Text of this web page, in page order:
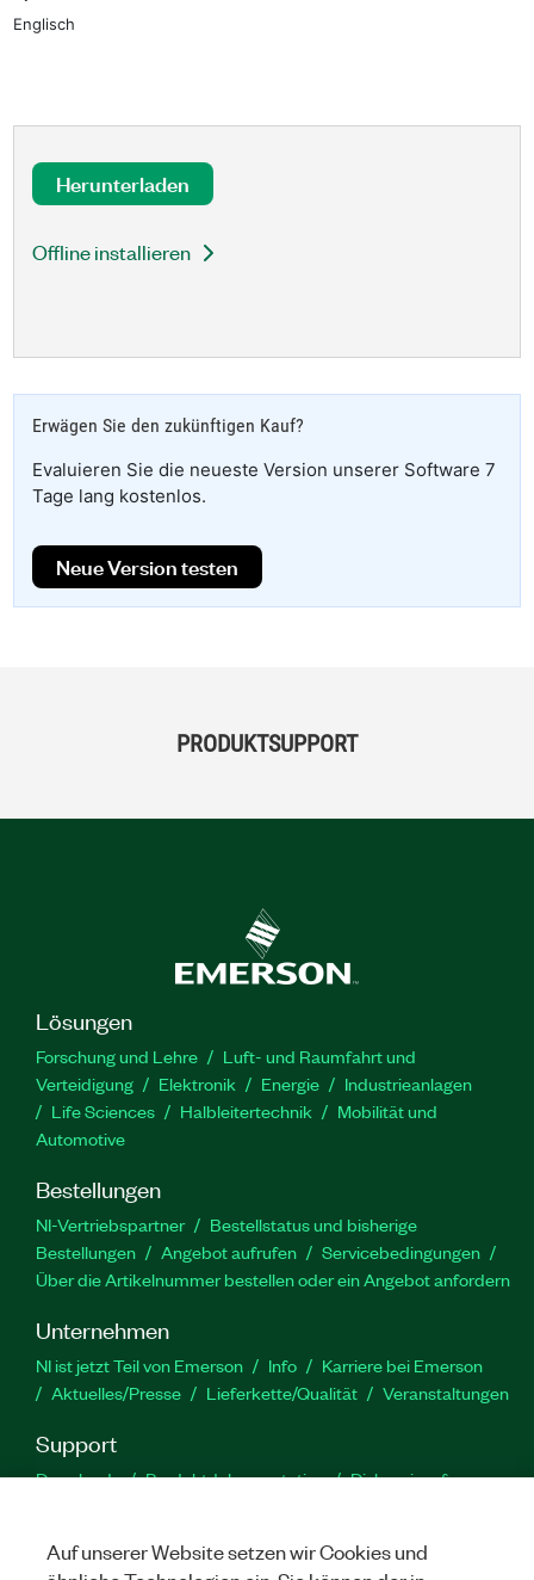
Englisch
Herunterladen
Offline installieren
Erwägen Sie den zukünftigen Kauf?
Evaluieren Sie die neueste Version unserer Software 7
Tage lang kostenlos.
Neue Version testen
PRODUKTSUPPORT
Lösungen
Forschung und Lehre
Luft- und Raumfahrt und
Verteidigung
Elektronik Energie
Industrieanlagen
Life Sciences
Halbleitertechnik
Mobilität und
Automotive
Bestellungen
NI-Vertriebspartner
Bestellstatus und bisherige
Bestellungen
Angebot aufrufen
Servicebedingungen
Über die Artikelnummer bestellen oder ein Angebot anfordern
Unternehmen
NI ist jetzt Teil von Emerson Info
Karriere bei Emerson
Aktuelles/Presse
Lieferkette/Qualität Veranstaltungen
Support
Downloads Produktdokumentation
Diskussionsforen
Auf unserer Website setzen wir Cookies und